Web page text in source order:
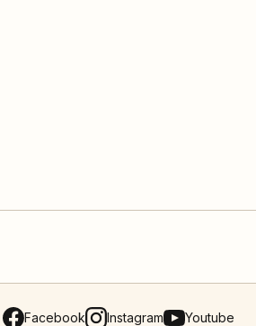
Facebook Instagram Youtube